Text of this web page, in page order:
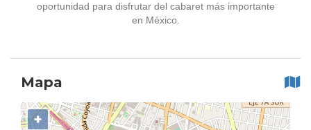
oportunidad para disfrutar del cabaret más importante
en México.
Mapa
+